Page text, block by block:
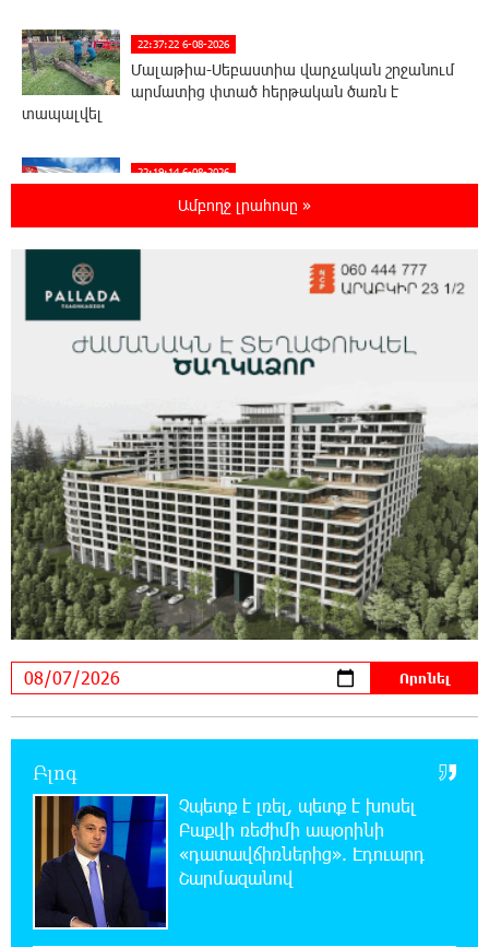
22:37:22 6-08-2026
Մալաթիա-Սեբաստիա վարչական շրջանում
արմատից փտած հերթական ծառն է
տապալվել
22:19:14 6-08-2026
Իրանը և Օմանը պլանավորում են փոխել
Հորմուզի նեղուցի նավագնացության
8-ամյա Մոնթե Մուրադյանն ու Սյունե
Քոսակյանը հաղթահարել են Արարատի
21:41:25 6-08-2026
Վթար Լոռու մարզում․ փրկարարները
վարորդին դուրս են բերել արգելափակումից
21:23:57 6-08-2026
Երևանում երթուղիների փոփոխություն
կլինի
21:10:46 6-08-2026
Օգոստոսի 7-ին՝ Գարեգին Բ Ամենայն Հայոց
Կաթողիկոսի դատական նիստը
քաղաքացու մահվան մասին
20:42:28 6-08-2026
«Համահայկական ճակատ» շարժումը
զորակցություն է հայտնում Ամենայն Հայոց
Կաթողիկոսին
Ամբողջ լրահոսը »
Բլոգ
Չպետք է լռել, պետք է խոսել
Բաքվի ռեժիմի ապօրինի
«դատավճիռներից». Էդուարդ
Շարմազանով